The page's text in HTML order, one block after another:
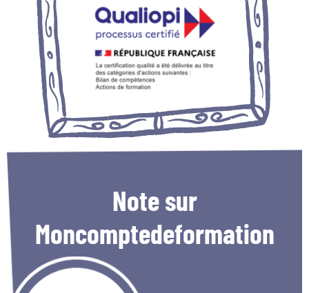
Notesur
Moncomptedeformation